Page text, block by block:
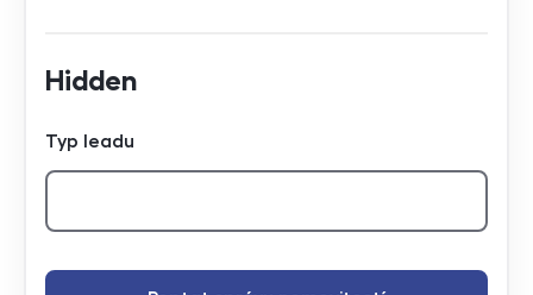
Hidden
Typ leadu